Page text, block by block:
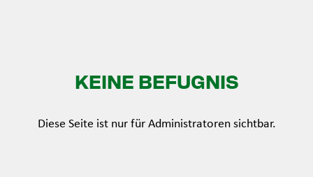
KEINE BEFUGNIS
Diese Seite ist nur für Administratoren sichtbar.